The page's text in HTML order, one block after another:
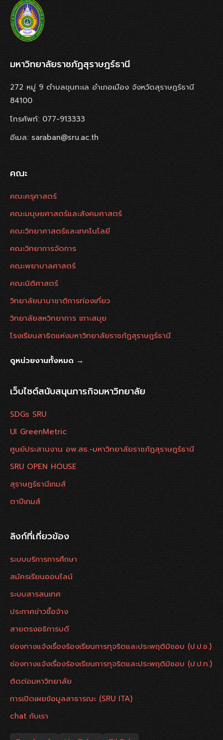
มหาวิทยาลัยราชภัฏสุราษฎร์ธานี
272 หมู่ 9 ตำบลขุนทะเล อำเภอเมือง จังหวัดสุราษฎร์ธานี
84100
โทรศัพท์: 077-913333
อีเมล: saraban@sru.ac.th
คณะ
คณะครุศาสตร์
คณะมนุษยศาสตร์และสังคมศาสตร์
คณะวิทยาศาสตร์และเทคโนโลยี
คณะวิทยาการจัดการ
คณะพยาบาลศาสตร์
คณะนิติศาสตร์
วิทยาลัยนานาชาติการท่องเที่ยว
วิทยาลัยสหวิทยาการ เกาะสมุย
โรงเรียนสาธิตแห่งมหาวิทยาลัยราชภัฏสุราษฎร์ธานี
ดูหน่วยงานทั้งหมด →
เว็บไซต์สนับสนุนภารกิจมหาวิทยาลัย
SDGs SRU
UI GreenMetric
ศูนย์ประสานงาน อพ.สธ.-มหาวิทยาลัยราชภัฏสุราษฎร์ธานี
SRU OPEN HOUSE
สุราษฎร์ธานีเกมส์
ตาปีเกมส์
ลิงก์ที่เกี่ยวข้อง
ระบบบริการการศึกษา
สมัครเรียนออนไลน์
ระบบสารสนเทศ
ประกาศข่าวซื้อจ้าง
สายตรงอธิการบดี
ช่องทางแจ้งเรื่องร้องเรียนการทุจริตและประพฤติมิชอบ (ป.ป.ช.)
ช่องทางแจ้งเรื่องร้องเรียนการทุจริตและประพฤติมิชอบ (ป.ป.ท.)
ติดต่อมหาวิทยาลัย
การเปิดเผยข้อมูลสาธารณะ (SRU ITA)
chat กับเรา